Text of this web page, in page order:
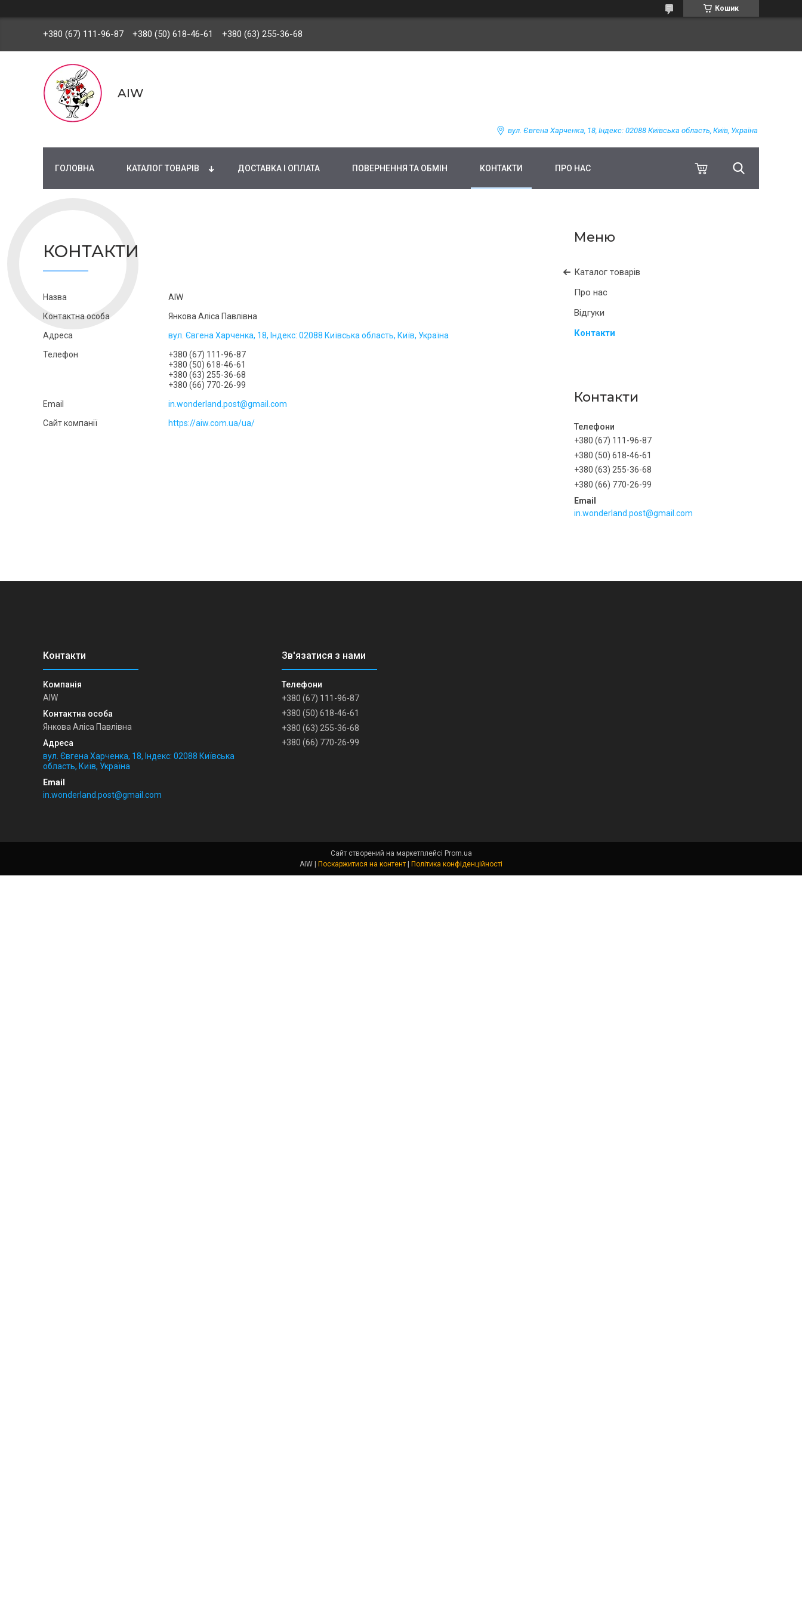
Кошик
+380 (67) 111-96-87 +380 (50) 618-46-61 +380 (63) 255-36-68
AIW
вул. Євгена Харченка, 18, Індекс: 02088 Київська область, Київ, Україна
ГОЛОВНА КАТАЛОГ ТОВАРІВ ДОСТАВКА І ОПЛАТА ПОВЕРНЕННЯ ТА ОБМІН КОНТАКТИ ПРО НАС
Каталог товарів
Про нас
Відгуки
Контакти
Контакти
+380 (67) 111-96-87
+380 (50) 618-46-61
+380 (63) 255-36-68
+380 (66) 770-26-99
in.wonderland.post@gmail.com
КОНТАКТИ
AIW
Янкова Аліса Павлівна
вул. Євгена Харченка, 18, Індекс: 02088 Київська область, Київ, Україна
+380 (67) 111-96-87
+380 (50) 618-46-61
+380 (63) 255-36-68
+380 (66) 770-26-99
in.wonderland.post@gmail.com
https://aiw.com.ua/ua/
AIW
Янкова Аліса Павлівна
вул. Євгена Харченка, 18, Індекс: 02088 Київська
область, Київ, Україна
in.wonderland.post@gmail.com
+380 (67) 111-96-87
+380 (50) 618-46-61
+380 (63) 255-36-68
+380 (66) 770-26-99
Сайт створений на маркетплейсі Prom.ua
Поскаржитися на контент Політика конфіденційності